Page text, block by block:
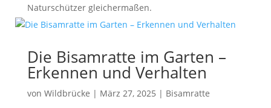
Naturschützer gleichermaßen.
Die Bisamratte im Garten –
Erkennen und Verhalten
von Wildbrücke | März 27, 2025 | Bisamratte